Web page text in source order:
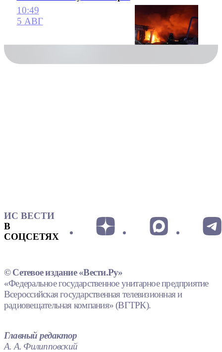
10:49
5 АВГ
ИС ВЕСТИ
В
СОЦСЕТЯХ
© Сетевое издание «Вести.Ру»
«Федеральное государственное унитарное предприятие
Всероссийская государственная телевизионная и
радиовещательная компания» (ВГТРК).
Главный редактор
А. А. Филипповский